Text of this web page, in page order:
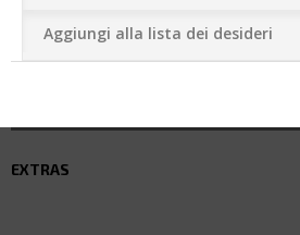
Aggiungi alla lista dei desideri
EXTRAS